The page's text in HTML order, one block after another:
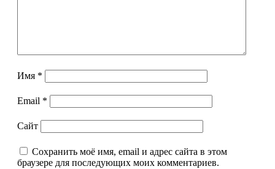
Имя *
Email *
Сайт
Сохранить моё имя, email и адрес сайта в этом
браузере для последующих моих комментариев.